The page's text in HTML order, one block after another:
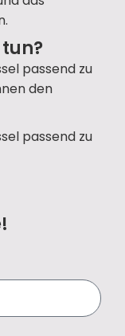
passend zu
den
passend zu